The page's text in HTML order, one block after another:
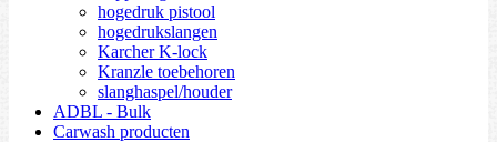
hogedruk pistool
hogedrukslangen
Karcher K-lock
Kranzle toebehoren
slanghaspel/houder
ADBL - Bulk
Carwash producten